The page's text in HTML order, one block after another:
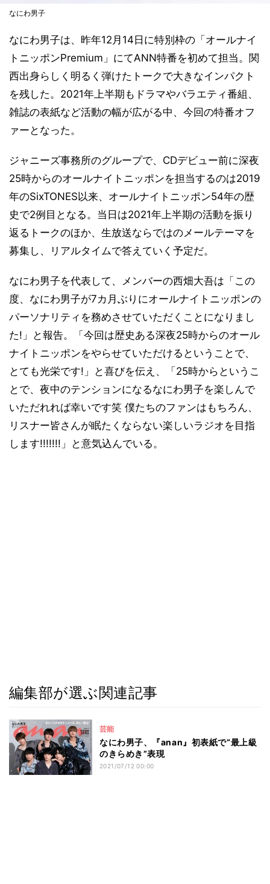
なにわ男子
なにわ男子は、昨年12月14日に特別枠の「オールナイ
トニッポンPremium」にてANN特番を初めて担当。関
西出身らしく明るく弾けたトークで大きなインパクト
を残した。2021年上半期もドラマやバラエティ番組、
雑誌の表紙など活動の幅が広がる中、今回の特番オフ
ァーとなった。
ジャニーズ事務所のグループで、CDデビュー前に深夜
25時からのオールナイトニッポンを担当するのは2019
年のSixTONES以来、オールナイトニッポン54年の歴
史で2例目となる。当日は2021年上半期の活動を振り
返るトークのほか、生放送ならではのメールテーマを
募集し、リアルタイムで答えていく予定だ。
なにわ男子を代表して、メンバーの西畑大吾は「この
度、なにわ男子が7カ月ぶりにオールナイトニッポンの
パーソナリティを務めさせていただくことになりまし
た!」と報告。「今回は歴史ある深夜25時からのオール
ナイトニッポンをやらせていただけるということで、
とても光栄です!」と喜びを伝え、「25時からというこ
とで、夜中のテンションになるなにわ男子を楽しんで
いただれれば幸いです笑 僕たちのファンはもちろん、
リスナー皆さんが眠たくならない楽しいラジオを目指
します!!!!!!!」と意気込んでいる。
編集部が選ぶ関連記事
芸能
なにわ男子、『anan』初表紙で“最上級
のきらめき”表現
2021/07/12 00:00